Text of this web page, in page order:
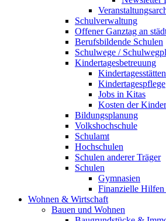
Schulverwaltung
Offener Ganztag an
Berufsbildende Schulen
Schulwege /
Kindertagesbetreuung
Kindertagesstätten
Kindertagespflege
Jobs in Kitas
Kosten der
Bildungsplanung
Volkshochschule
Schulamt
Hochschulen
Schulen anderer Träger
Schulen
Gymnasien
Finanzielle
Wohnen & Wirtschaft
Bauen und Wohnen